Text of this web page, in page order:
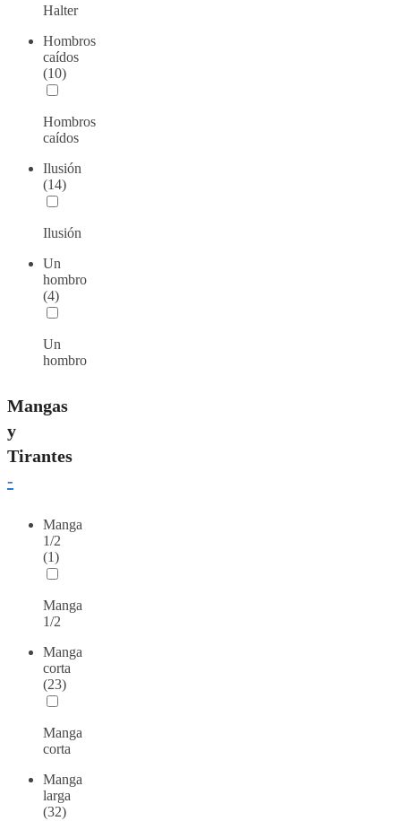
Halter
Hombros
caídos
(10)
Hombros
caídos
Ilusión
(14)
Ilusión
Un
hombro
(4)
Un
hombro
Mangas
y
Tirantes
-
Manga
1/2
(1)
Manga
1/2
Manga
corta
(23)
Manga
corta
Manga
larga
(32)